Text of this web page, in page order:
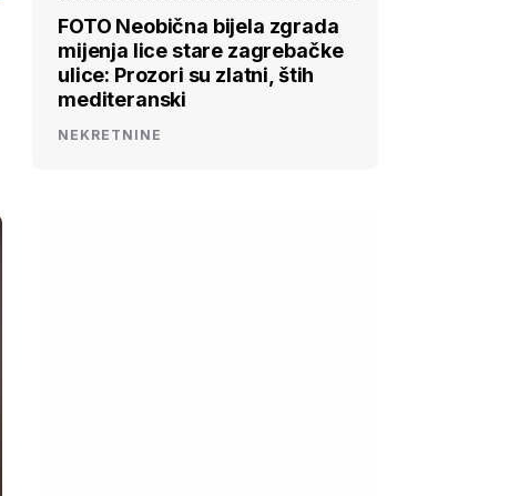
FOTO Neobična bijela zgrada
mijenja lice stare zagrebačke
ulice: Prozori su zlatni, štih
mediteranski
NEKRETNINE